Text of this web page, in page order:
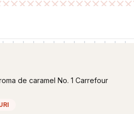
de caramel No. 1 Carrefour